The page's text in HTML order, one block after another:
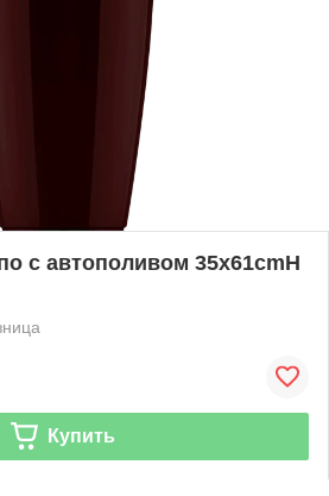
с автополивом 35х61cmH
Купить